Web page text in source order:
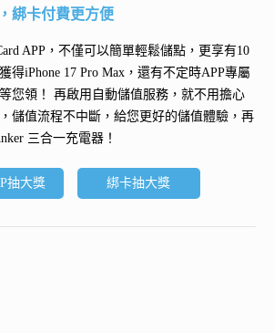
綁卡付費更方便
APP，不僅可以簡單輕鬆儲點，更享有10
得iPhone 17 Pro Max ，還有不定時APP專屬
您領！ 再啟用自動儲值服務 ，就不用擔心
儲值流程不中斷，給您更好的儲值體驗，再
三合一充電器 ！
抽大獎 綁卡抽大獎